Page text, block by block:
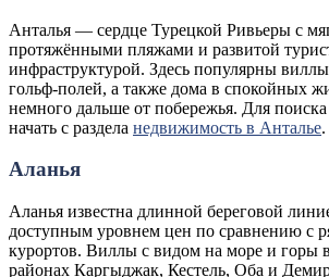
Анталья — сердце Турецкой Ривьеры с
протяжёнными пляжами и развитой
инфраструктурой. Здесь популярны
гольф-полей, а также дома в спокойных
немного дальше от побережья. Для
начать с раздела недвижимость в Анталье.
Аланья
Аланья известна длинной береговой
доступным уровнем цен по сравнению с
курортов. Виллы с видом на море и горы
районах Каргыджак, Кестель, Оба и